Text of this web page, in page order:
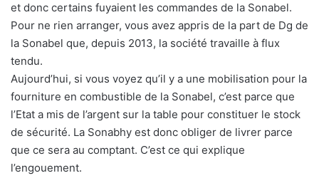
et donc certains fuyaient les commandes de la Sonabel.
Pour ne rien arranger, vous avez appris de la part de Dg de
la Sonabel que, depuis 2013, la société travaille à flux
tendu.
Aujourd’hui, si vous voyez qu’il y a une mobilisation pour la
fourniture en combustible de la Sonabel, c’est parce que
l’Etat a mis de l’argent sur la table pour constituer le stock
de sécurité. La Sonabhy est donc obliger de livrer parce
que ce sera au comptant. C’est ce qui explique
l’engouement.